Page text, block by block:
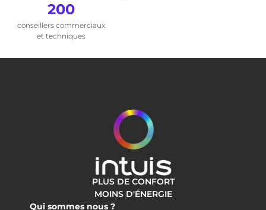
200
conseillers commerciaux
et techniques
PLUS DE CONFORT
MOINS D'ÉNERGIE
Qui sommes nous ?